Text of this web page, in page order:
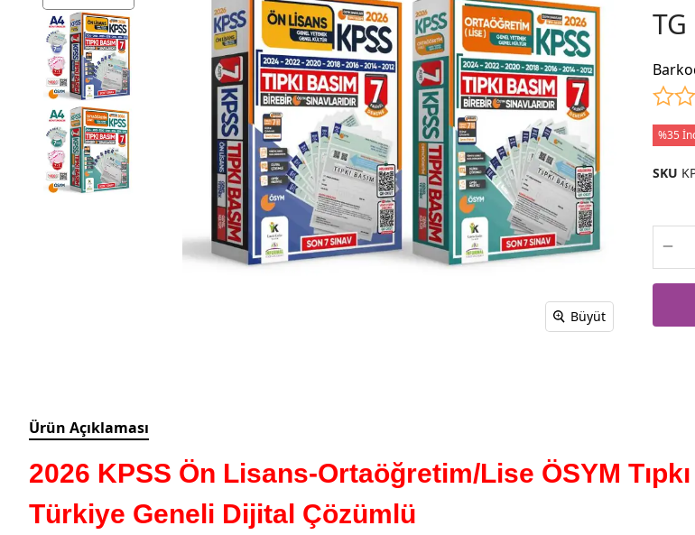
Büyüt
%35
SKU
Ürün Açıklaması
2026 KPSS Ön Lisans-Ortaöğretim/Lise ÖSYM
Türkiye Geneli Dijital Çözümlü